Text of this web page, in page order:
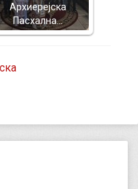
Архиерејска
Пасхална…